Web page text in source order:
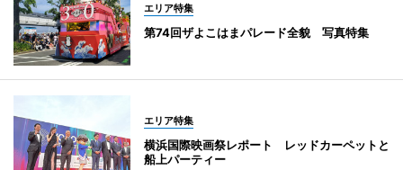
エリア特集
第74回ザよこはまパレード全貌 写真特集
エリア特集
横浜国際映画祭レポート レッドカーペットと
船上パーティー